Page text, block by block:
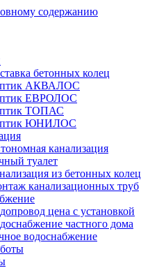
содержанию
бетонных колец
АКВАЛОС
ЕВРОЛОС
ТОПАС
ЮНИЛОС
канализация
туалет
из бетонных колец
канализационных труб
цена с установкой
частного дома
водоснабжение